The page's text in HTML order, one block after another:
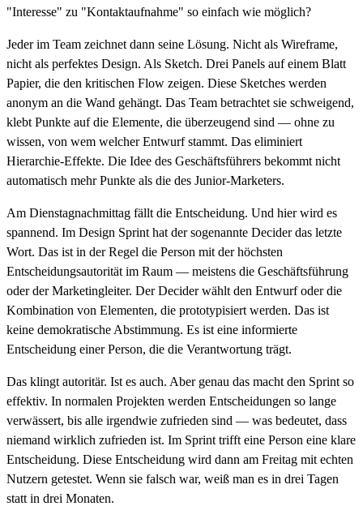
"Interesse" zu "Kontaktaufnahme" so einfach wie möglich?
Jeder im Team zeichnet dann seine Lösung. Nicht als Wireframe,
nicht als perfektes Design. Als Sketch. Drei Panels auf einem Blatt
Papier, die den kritischen Flow zeigen. Diese Sketches werden
anonym an die Wand gehängt. Das Team betrachtet sie schweigend,
klebt Punkte auf die Elemente, die überzeugend sind — ohne zu
wissen, von wem welcher Entwurf stammt. Das eliminiert
Hierarchie-Effekte. Die Idee des Geschäftsführers bekommt nicht
automatisch mehr Punkte als die des Junior-Marketers.
Am Dienstagnachmittag fällt die Entscheidung. Und hier wird es
spannend. Im Design Sprint hat der sogenannte Decider das letzte
Wort. Das ist in der Regel die Person mit der höchsten
Entscheidungsautorität im Raum — meistens die Geschäftsführung
oder der Marketingleiter. Der Decider wählt den Entwurf oder die
Kombination von Elementen, die prototypisiert werden. Das ist
keine demokratische Abstimmung. Es ist eine informierte
Entscheidung einer Person, die die Verantwortung trägt.
Das klingt autoritär. Ist es auch. Aber genau das macht den Sprint so
effektiv. In normalen Projekten werden Entscheidungen so lange
verwässert, bis alle irgendwie zufrieden sind — was bedeutet, dass
niemand wirklich zufrieden ist. Im Sprint trifft eine Person eine klare
Entscheidung. Diese Entscheidung wird dann am Freitag mit echten
Nutzern getestet. Wenn sie falsch war, weiß man es in drei Tagen
statt in drei Monaten.